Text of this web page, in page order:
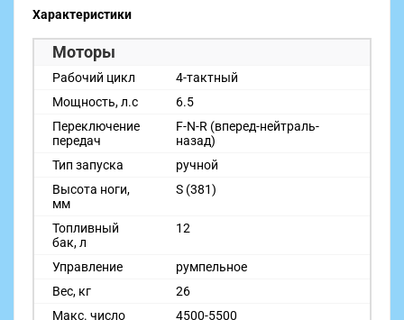
Характеристики
Моторы
Рабочий цикл
4-тактный
Мощность, л.с
6.5
Переключение
передач
F-N-R (вперед-нейтраль-
назад)
Тип запуска
ручной
Высота ноги,
мм
S (381)
Топливный
бак, л
12
Управление
румпельное
Вес, кг
26
Макс. число
4500-5500